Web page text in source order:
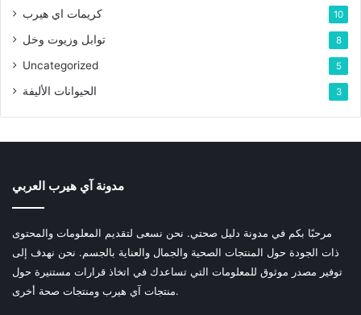
كريمات اي هيرب 10
توابل وزيوت وخل 8
Uncategorized 5
الحيوانات الأليفة 3
مدونة آي هيرب العربي
مرحبًا بكم في مدونة دليل صحتي. نحن نسعى لتقديم المعلومات والمحتوى
ذات الجودة حول المنتجات الصحية والجمال والعناية بالجسم. نحن نهدف إلى
توفير مصدر موثوق للمعلومات التي تساعدك في اتخاذ قرارات مستنيرة حول
منتجات آي هيرب ومنتجات صحة أخرى.